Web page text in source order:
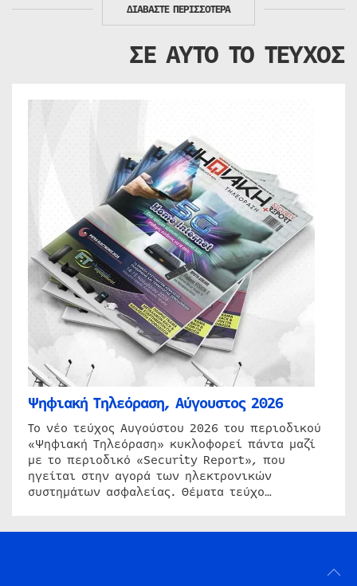
ΔΙΑΒΑΣΤΕ ΠΕΡΙΣΣΟΤΕΡΑ
ΣΕ ΑΥΤΟ ΤΟ ΤΕΥΧΟΣ
Ψηφιακή Τηλεόραση, Αύγουστος 2026
Το νέο τεύχος Αυγούστου 2026 του περιοδικού
«Ψηφιακή Τηλεόραση» κυκλοφορεί πάντα μαζί
με το περιοδικό «Security Report», που
ηγείται στην αγορά των ηλεκτρονικών
συστημάτων ασφαλείας. Θέματα τεύχο…